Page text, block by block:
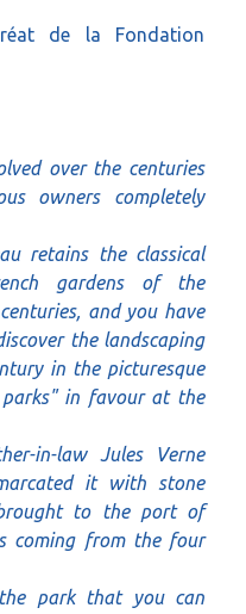
de la Fondation
over the centuries
owners completely
retains the classical
gardens of the
and you have
the landscaping
in the picturesque
in favour at the
in-law Jules Verne
it with stone
to the port of
coming from the four
park that you can